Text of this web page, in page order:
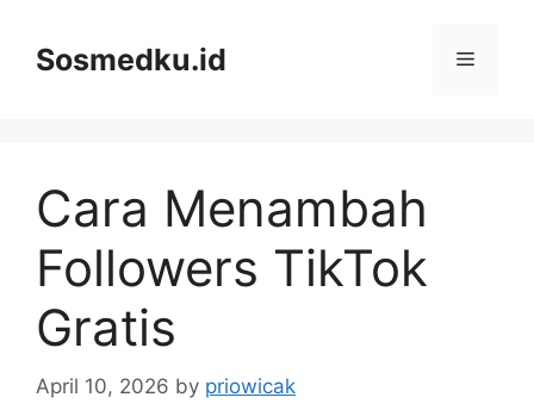
contentSosmedku.id Menu
Cara Menambah
Followers TikTok
Gratis
April 10, 2026 by priowicak